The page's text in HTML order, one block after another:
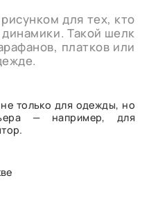
для тех, кто
Такой шелк
платков или
только для одежды, но
— например, для